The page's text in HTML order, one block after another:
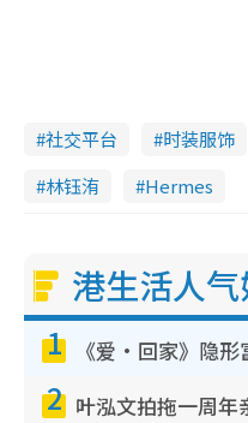
社交平台 时装服饰
林钰洧
Hermes
港生活人
1
2